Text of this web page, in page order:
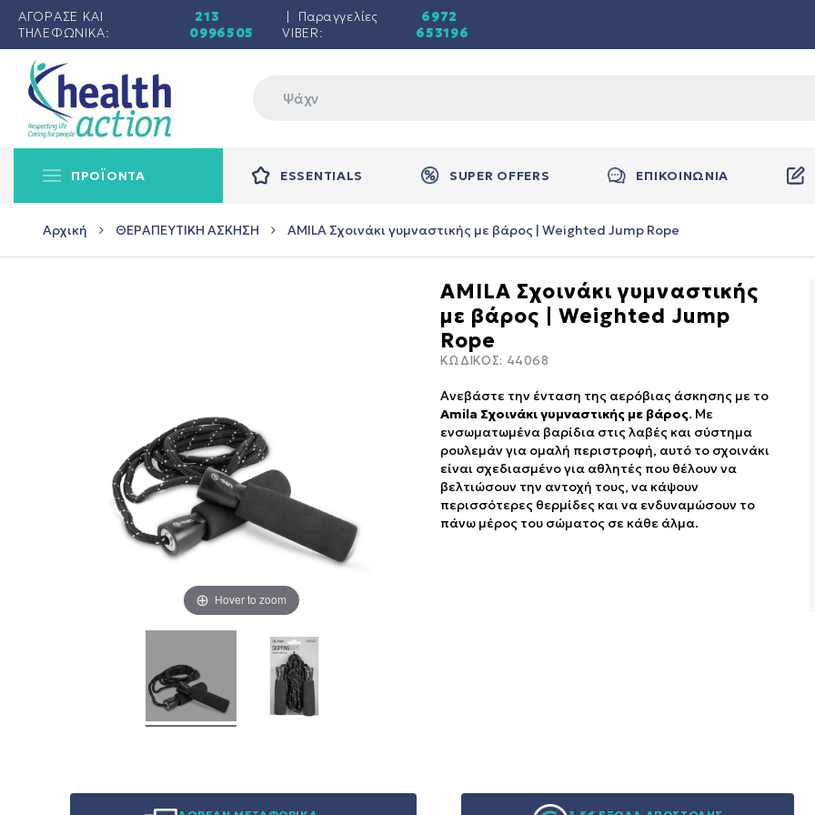
ΑΓΟΡΑΣΕ ΚΑΙ
ΤΗΛΕΦΩΝΙΚΑ:
213
0996505
| Παραγγελίες
VIBER:
6972
653196
ΠΡΟΪΟΝΤΑ ESSENTIALS SUPER OFFERS ΕΠΙΚΟΙΝΩΝΙΑ
Αρχική ΘΕΡΑΠΕΥΤΙΚΗ ΑΣΚΗΣΗ AMILA Σχοινάκι γυμναστικής με βάρος | Weighted Jump Rope
Hover to zoom
AMILA Σχοινάκι γυμναστικής
με βάρος | Weighted Jump
Rope
ΚΩΔΙΚΟΣ: 44068
Ανεβάστε την ένταση της αερόβιας άσκησης με το
Amila Σχοινάκι γυμναστικής με βάρος. Με
ενσωματωμένα βαρίδια στις λαβές και σύστημα
ρουλεμάν για ομαλή περιστροφή, αυτό το σχοινάκι
είναι σχεδιασμένο για αθλητές που θέλουν να
βελτιώσουν την αντοχή τους, να κάψουν
περισσότερες θερμίδες και να ενδυναμώσουν το
πάνω μέρος του σώματος σε κάθε άλμα.